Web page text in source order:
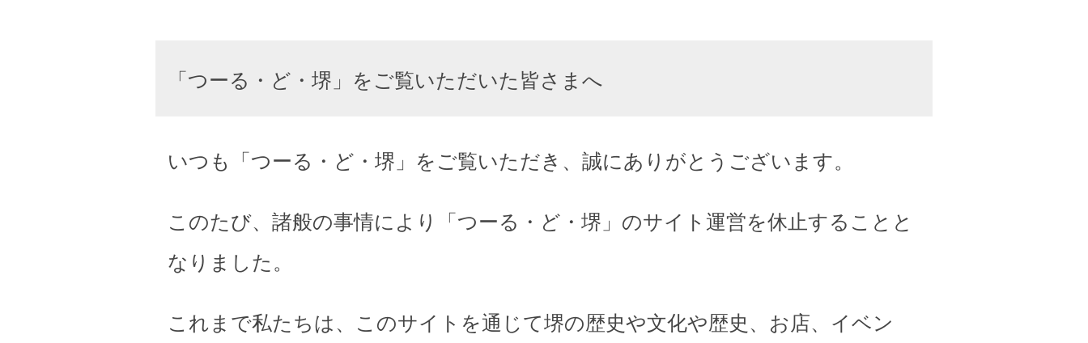
「つーる・ど・堺」をご覧いただいた皆さまへ
いつも「つーる・ど・堺」をご覧いただき、誠にありがとうございます。
このたび、諸般の事情により「つーる・ど・堺」のサイト運営を休止することと
なりました。
これまで私たちは、このサイトを通じて堺の歴史や文化や歴史、お店、イベン